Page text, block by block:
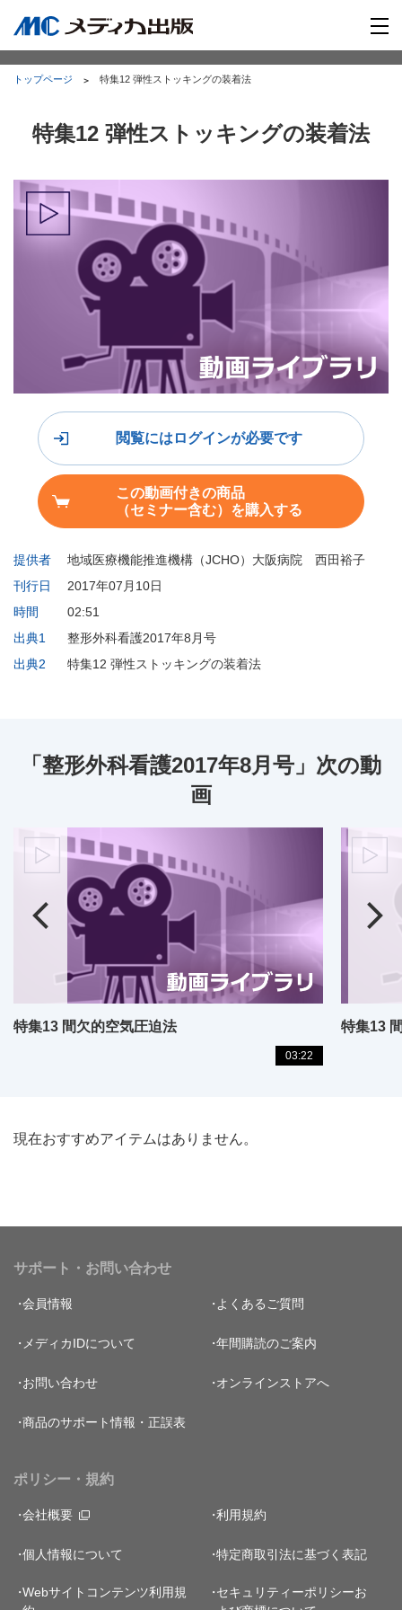
トップページ 特集12 弾性ストッキングの装着法
特集12 弾性ストッキングの装着法
提供者
地域医療機能推進機構（JCHO）大阪病院 西田裕子
刊行日
2017年07月10日
時間
02:51
出典1
整形外科看護2017年8月号
出典2
特集12 弾性ストッキングの装着法
閲覧にはログインが必要です
この動画付きの商品
（セミナー含む）を購入する
「整形外科看護2017年8月号」次の動
画
特集13 間欠的空気圧迫法
03:22
特集13
現在おすすめアイテムはありません。
サポート・お問い合わせ
会員情報 よくあるご質問
メディカIDについて 年間購読のご案内
お問い合わせ オンラインストアへ
商品のサポート情報・正誤表
ポリシー・規約
会社概要 利用規約
個人情報について 特定商取引法に基づく表記
Webサイトコンテンツ利用規
セキュリティーポリシーお